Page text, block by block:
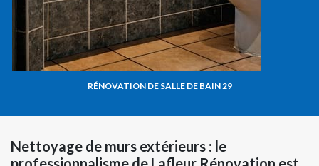
RÉNOVATION DE SALLE DE BAIN 29
Nettoyage de murs extérieurs : le